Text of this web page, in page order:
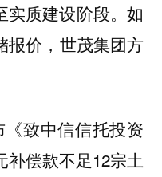
实质建设阶段。如
报价，世茂集团方
致中信信托投资
补偿款不足12宗土